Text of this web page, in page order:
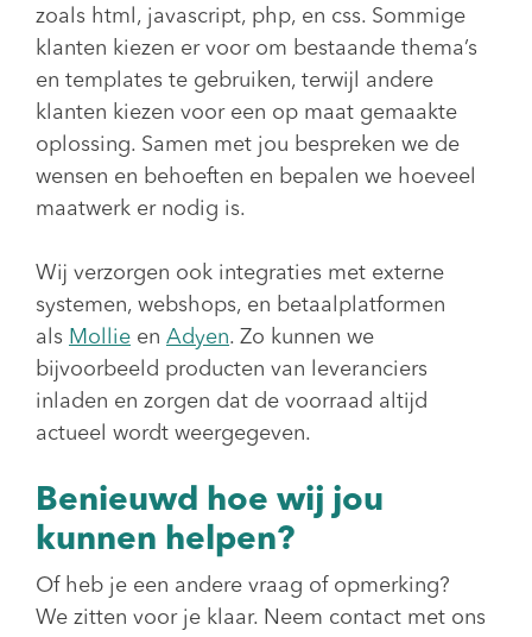
zoals html, javascript, php, en css. Sommige
klanten kiezen er voor om bestaande thema’s
en templates te gebruiken, terwijl andere
klanten kiezen voor een op maat gemaakte
oplossing. Samen met jou bespreken we de
wensen en behoeften en bepalen we hoeveel
maatwerk er nodig is.
Wij verzorgen ook integraties met externe
systemen, webshops, en betaalplatformen
als Mollie en Adyen. Zo kunnen we
bijvoorbeeld producten van leveranciers
inladen en zorgen dat de voorraad altijd
actueel wordt weergegeven.
Benieuwd hoe wij jou
kunnen helpen?
Of heb je een andere vraag of opmerking?
We zitten voor je klaar. Neem contact met ons